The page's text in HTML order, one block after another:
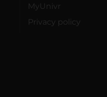
MyUnivr
Privacy policy